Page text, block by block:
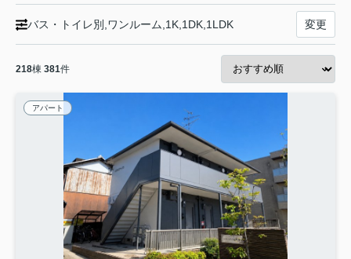
バス・トイレ別,ワンルーム,1K,1DK,1LDK 変更
218棟 381件
アパート